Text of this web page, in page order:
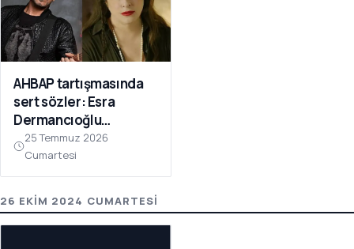
AHBAP tartışmasında
sert sözler: Esra
Dermancıoğlu
sessizliğini bozdu
25 Temmuz 2026
Cumartesi
26 EKIM 2024 CUMARTESI